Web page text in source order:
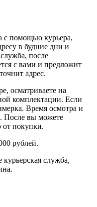
с помощью курьера,
в будние дни и
после
с вами и предложит
адрес.
осматриваете на
комплектации. Если
Время осмотра и
После вы можете
от покупки.
рублей.
служба,